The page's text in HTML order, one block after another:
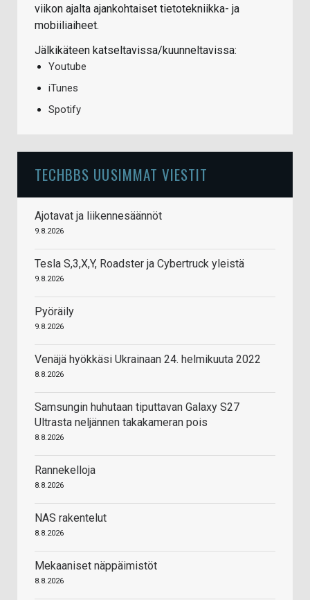
viikon ajalta ajankohtaiset tietotekniikka- ja
mobiiliaiheet.
Jälkikäteen katseltavissa/kuunneltavissa:
Youtube
iTunes
Spotify
TECHBBS UUSIMMAT VIESTIT
Ajotavat ja liikennesäännöt
9.8.2026
Tesla S,3,X,Y, Roadster ja Cybertruck yleistä
9.8.2026
Pyöräily
9.8.2026
Venäjä hyökkäsi Ukrainaan 24. helmikuuta 2022
8.8.2026
Samsungin huhutaan tiputtavan Galaxy S27
Ultrasta neljännen takakameran pois
8.8.2026
Rannekelloja
8.8.2026
NAS rakentelut
8.8.2026
Mekaaniset näppäimistöt
8.8.2026